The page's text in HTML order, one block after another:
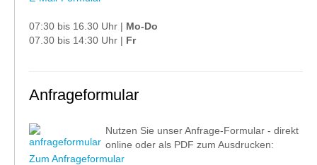
07:30 bis 16.30 Uhr | Mo-Do
07.30 bis 14:30 Uhr | Fr
Anfrageformular
Nutzen Sie unser Anfrage-Formular - direkt
online oder als PDF zum Ausdrucken:
Zum Anfrageformular